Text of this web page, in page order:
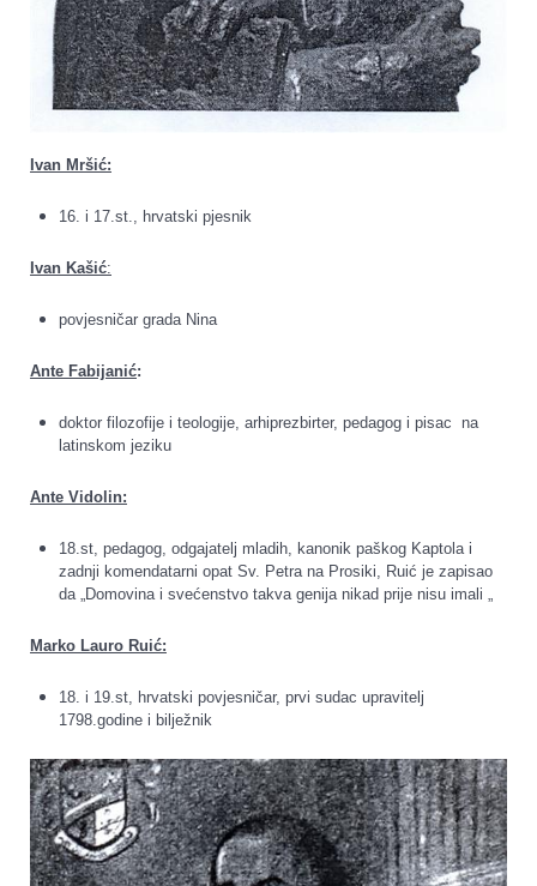
Ivan Mršić:
16. i 17.st., hrvatski pjesnik
Ivan Kašić:
povjesničar grada Nina
Ante Fabijanić:
doktor filozofije i teologije, arhiprezbirter, pedagog i pisac na
latinskom jeziku
Ante Vidolin:
18.st, pedagog, odgajatelj mladih, kanonik paškog Kaptola i
zadnji komendatarni opat Sv. Petra na Prosiki, Ruić je zapisao
da „Domovina i svećenstvo takva genija nikad prije nisu imali „
Marko Lauro Ruić:
18. i 19.st, hrvatski povjesničar, prvi sudac upravitelj
1798.godine i bilježnik